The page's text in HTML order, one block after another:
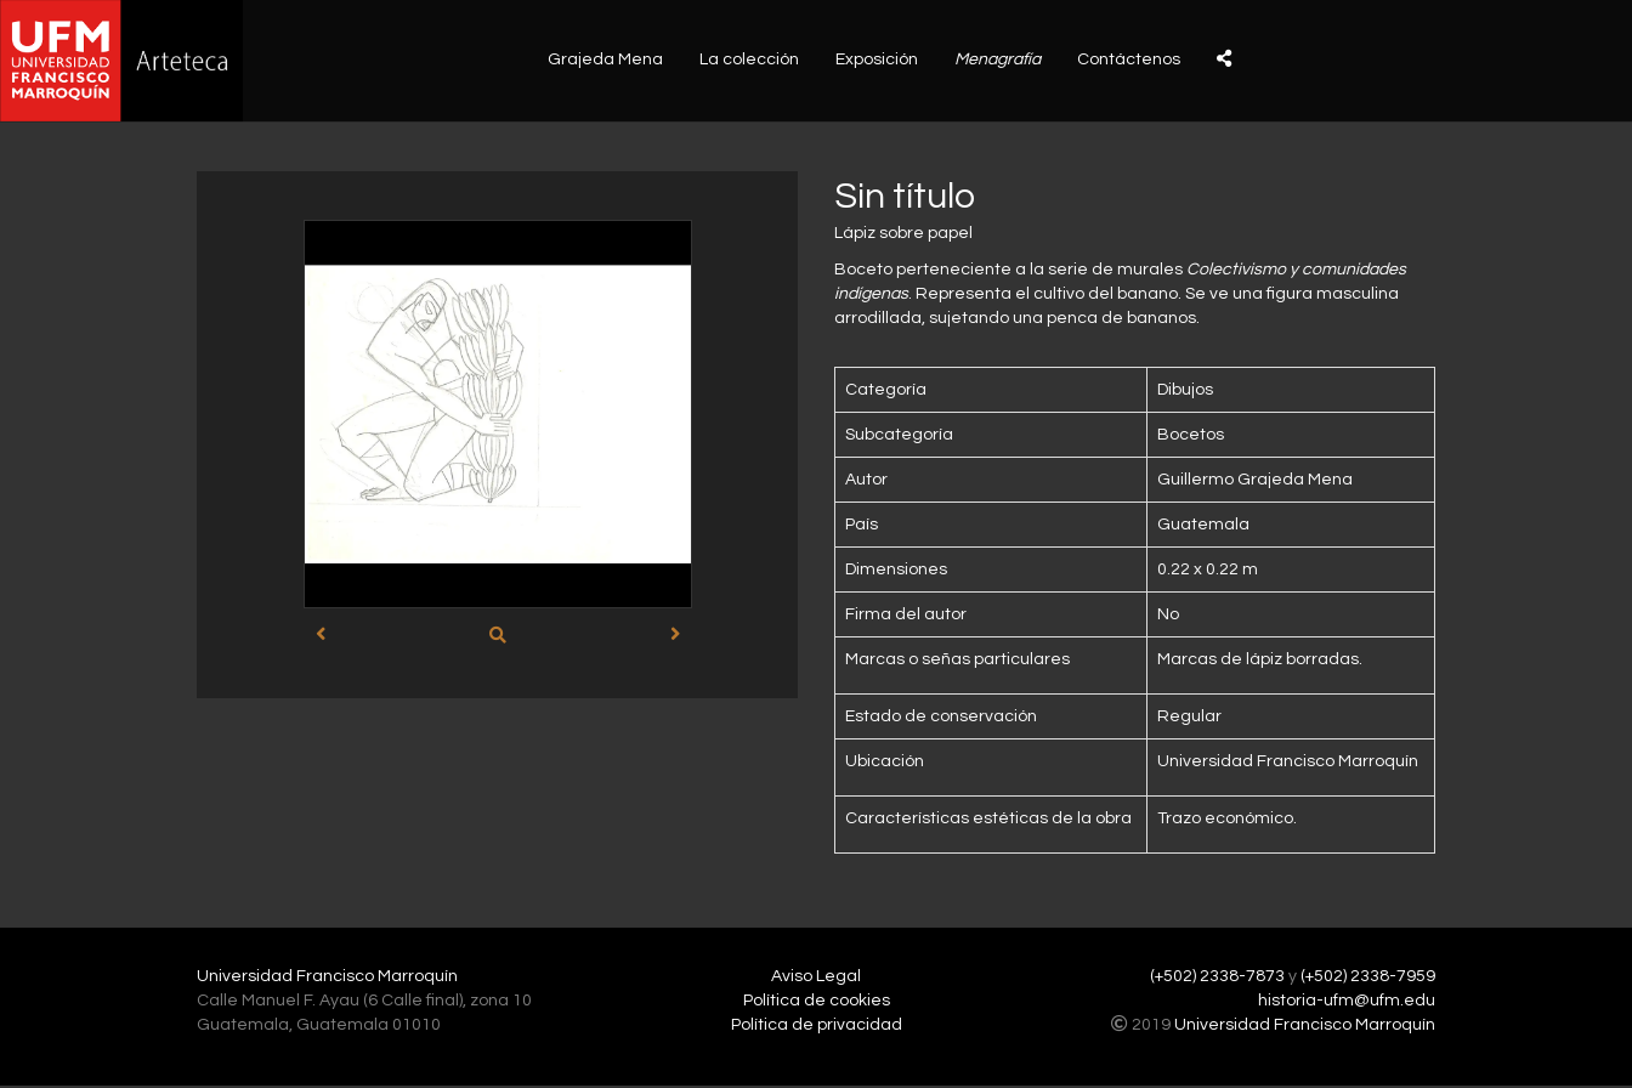
Grajeda Mena La colección Exposición Menagrafía Contáctenos
Sin título
Lápiz sobre papel
Boceto perteneciente a la serie de murales Colectivismo y comunidades
indígenas. Representa el cultivo del banano. Se ve una figura masculina
arrodillada, sujetando una penca de bananos.
Categoría Dibujos
Subcategoría Bocetos
Autor Guillermo Grajeda Mena
País Guatemala
Dimensiones 0.22 x 0.22 m
Firma del autor No
Marcas o señas particulares Marcas de lápiz borradas.
Estado de conservación Regular
Ubicación Universidad Francisco Marroquín
Características estéticas de la obra Trazo económico.
Universidad Francisco Marroquín
Calle Manuel F. Ayau (6 Calle final), zona 10
Guatemala, Guatemala 01010
Aviso Legal
Política de cookies
Política de privacidad
(+502) 2338-7873 y (+502) 2338-7959
historia-ufm@ufm.edu
2019 Universidad Francisco Marroquín